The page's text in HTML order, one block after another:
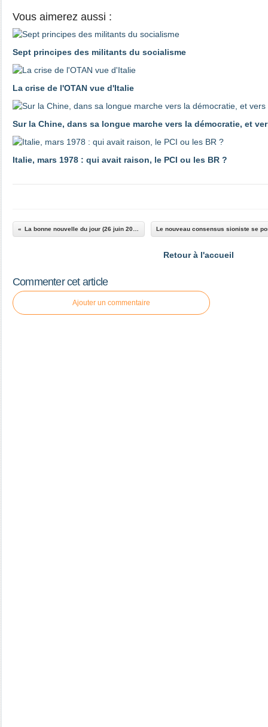
Vous aimerez aussi :
Sept principes des militants du socialisme
La crise de l'OTAN vue d'Italie
Sur la Chine, dans sa longue marche vers la démocratie, et
Italie, mars 1978 : qui avait raison, le PCI ou les BR ?
Retour à l'accueil
Commenter cet article
Ajouter un commentaire